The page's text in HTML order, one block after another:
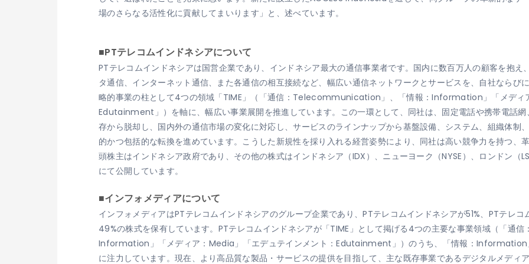
場のさらなる活性化に貢献してまいります」と、述べています。
■PTテレコムインドネシアについて
PTテレコムインドネシアは国営企業であり、インドネシア最大の通信事業者です。国内に数百万人の顧客を抱
タ通信、インターネット通信、また各通信の相互接続など、幅広い通信ネットワークとサービスを、自社ならび
略的事業の柱として4つの領域「TIME」（「通信：Telecommunication」、「情報：Information」「メディ
Edutainment」）を軸に、幅広い事業展開を推進しています。この一環として、同社は、固定電話や携帯電話
存から脱却し、国内外の通信市場の変化に対応し、サービスのラインナップから基盤設備、システム、組織体制
的かつ包括的な転換を進めています。こうした新規性を採り入れる経営姿勢により、同社は高い競争力を持つ、
頭株主はインドネシア政府であり、その他の株式はインドネシア（IDX）、ニューヨーク（NYSE）、ロンドン（
にて公開しています。
■インフォメディアについて
インフォメディアはPTテレコムインドネシアのグループ企業であり、PTテレコムインドネシアが51%、PTテレ
49%の株式を保有しています。PTテレコムインドネシアが「TIME」として掲げる4つの主要な事業領域（「
Information」「メディア：Media」「エデュテインメント：Edutainment」）のうち、「情報：Information
に注力しています。現在、より高品質な製品・サービスの提供を目指して、主な既存事業であるデジタルメディ